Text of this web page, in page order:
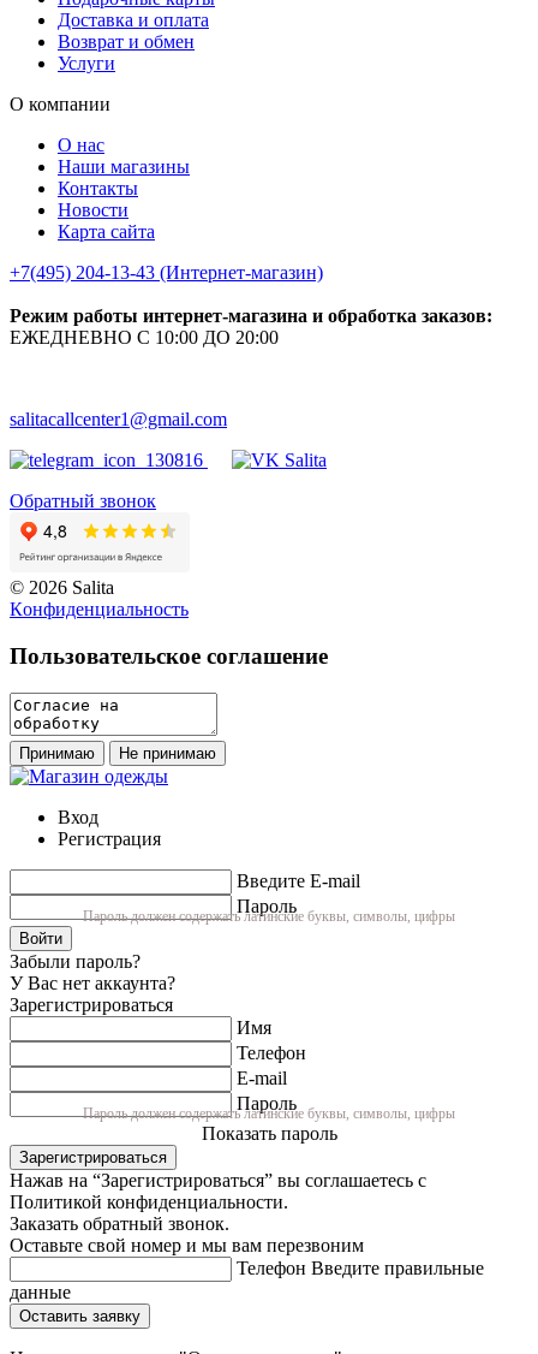
Доставка и оплата
Возврат и обмен
Услуги
О компании
О нас
Наши магазины
Контакты
Новости
Карта сайта
+7(495) 204-13-43 (Интернет-магазин)
Режим работы интернет-магазина и обработка заказов:
ЕЖЕДНЕВНО С 10:00 ДО 20:00
salitacallcenter1@gmail.com
Обратный звонок
© 2026 Salita
Кoнфидeнциaльнoсть
Пользовательское соглашение
Принимаю Не принимаю
Вход
Регистрация
Введите E-mail
Пароль
Пароль должен содержать латинские буквы, символы, цифры
Войти
Забыли пароль?
У Вас нет аккаунта?
Зарегистрироваться
Имя
Телефон
E-mail
Пароль
Пароль должен содержать латинские буквы, символы, цифры
Показать пароль
Зарегистрироваться
Нажав на “Зарегистрироваться” вы соглашаетесь с
Политикой конфиденциальности.
Заказать обратный звонок.
Оставьте свой номер и мы вам перезвоним
Телефон Введите правильные
данные
Оставить заявку